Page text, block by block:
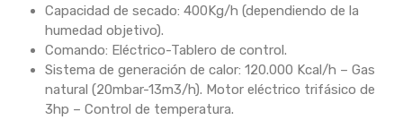
Capacidad de secado: 400Kg/h (dependiendo de la
humedad objetivo).
Comando: Eléctrico-Tablero de control.
Sistema de generación de calor: 120.000 Kcal/h – Gas
natural (20mbar-13m3/h). Motor eléctrico trifásico de
3hp – Control de temperatura.